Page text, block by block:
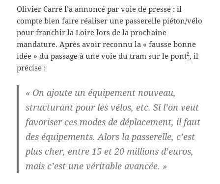
Olivier Carré l’a annoncépar voie de presse : il
compte bien faire réaliser une passerelle piéton/vélo
pour franchir la Loire lors de la prochaine
mandature. Après avoir reconnu la « fausse bonne
idée » du passage à une voie du tram sur le pont2, il
précise :
« On ajoute un équipement nouveau,
structurant pour les vélos, etc. Si l’on veut
favoriser ces modes de déplacement, il faut
des équipements. Alors la passerelle, c’est
plus cher, entre 15 et 20 millions d’euros,
mais c’est une véritable avancée. »